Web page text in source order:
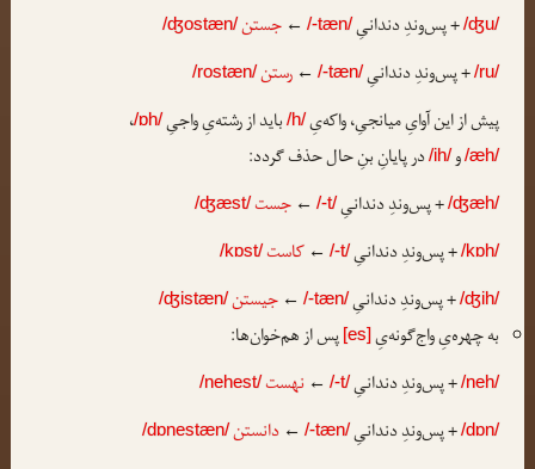
/ʤu/+ پس‌وندِ دندانیِ/-tæn/
←جستن/ʤostæn/
/ru/+ پس‌وندِ دندانیِ/-tæn/
←رستن/rostæn/
پیش از این آوایِ میانجیِ، واکه‌یِ/h/باید از رشته‌یِ واجیِ/ɒh/،
/æh/و/ih/در پایانِ بنِ حال حذف گردد:
/ʤæh/+ پس‌وندِ دندانیِ/-t/
←جست /ʤæst/
/kɒh/+ پس‌وندِ دندانیِ/-t/
←کاست /kɒst/
/ʤih/+ پس‌وندِ دندانیِ/-tæn/
←جیستن/ʤistæn/
به چهره‌یِ واج‌گونه‌یِ [es] پس از هم‌خوان‌ها:
/neh/+ پس‌وندِ دندانیِ/-t/
← نهست /nehest/
/dɒn/+ پس‌وندِ دندانیِ/-tæn/
←دانستن/dɒnestæn/